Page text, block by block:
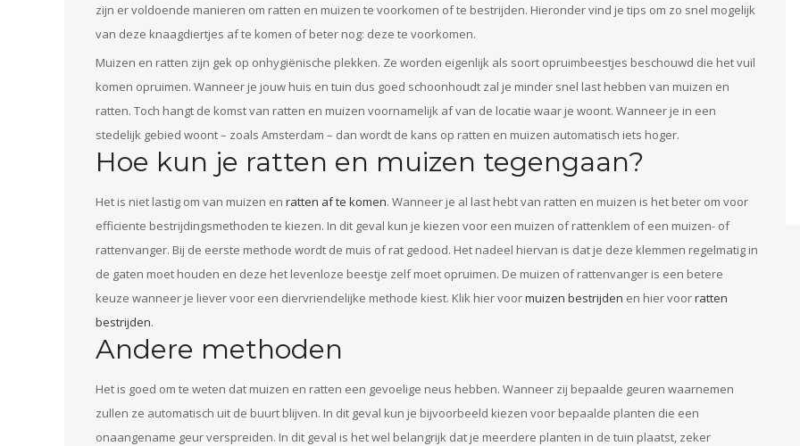
zijn er voldoende manieren om ratten en muizen te voorkomen of te bestrijden. Hieronder vind je tips om zo snel mogelijk
van deze knaagdiertjes af te komen of beter nog: deze te voorkomen.
Muizen en ratten zijn gek op onhygiënische plekken. Ze worden eigenlijk als soort opruimbeestjes beschouwd die het vuil
komen opruimen. Wanneer je jouw huis en tuin dus goed schoonhoudt zal je minder snel last hebben van muizen en
ratten. Toch hangt de komst van ratten en muizen voornamelijk af van de locatie waar je woont. Wanneer je in een
stedelijk gebied woont – zoals Amsterdam – dan wordt de kans op ratten en muizen automatisch iets hoger.
Hoe kun je ratten en muizen tegengaan?
Het is niet lastig om van muizen en ratten af te komen. Wanneer je al last hebt van ratten en muizen is het beter om voor
efficiente bestrijdingsmethoden te kiezen. In dit geval kun je kiezen voor een muizen of rattenklem of een muizen- of
rattenvanger. Bij de eerste methode wordt de muis of rat gedood. Het nadeel hiervan is dat je deze klemmen regelmatig in
de gaten moet houden en deze het levenloze beestje zelf moet opruimen. De muizen of rattenvanger is een betere
keuze wanneer je liever voor een diervriendelijke methode kiest. Klik hier voormuizen bestrijden en hier voorratten
bestrijden.
Andere methoden
Het is goed om te weten dat muizen en ratten een gevoelige neus hebben. Wanneer zij bepaalde geuren waarnemen
zullen ze automatisch uit de buurt blijven. In dit geval kun je bijvoorbeeld kiezen voor bepaalde planten die een
onaangename geur verspreiden. In dit geval is het wel belangrijk dat je meerdere planten in de tuin plaatst, zeker